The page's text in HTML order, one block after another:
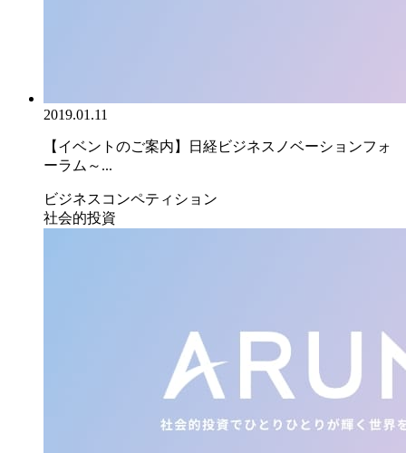
2019.01.11
【イベントのご案内】日経ビジネスノベーションフォ
ーラム～...
ビジネスコンペティション
社会的投資